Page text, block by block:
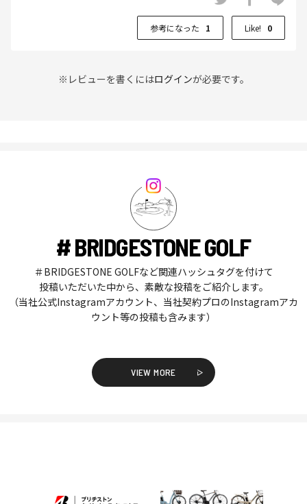
参考になった 1 Like! 0
※レビューを書くにはログインが必要です。
# BRIDGESTONE GOLF
＃BRIDGESTONE GOLFなど関連ハッシュタグを付けて
投稿いただいた中から、素敵な投稿をご紹介します。
（当社公式Instagramアカウント、当社契約プロのInstagramアカ
ウント等の投稿も含みます）
VIEW MORE